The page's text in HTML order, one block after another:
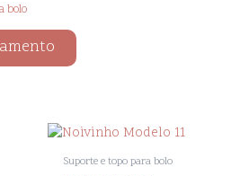
bolo
Suporte e topo para bolo